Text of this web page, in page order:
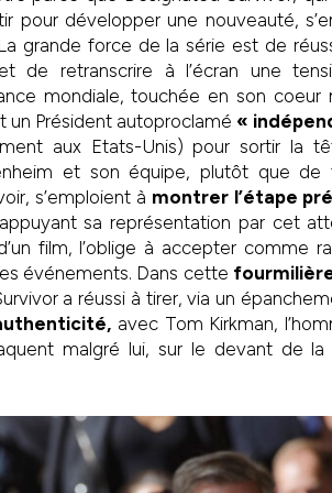
pour développer une nouveauté,
grande force de la série est de
de retranscrire à l’écran une
mondiale, touchée en son
un Président autoproclamé «
aux Etats-Unis) pour sortir la
et son équipe, plutôt que de
s’emploient à montrer l’étape
sa représentation par cet
film, l’oblige à accepter comme
événements. Dans cette
a réussi à tirer, via un
avec Tom Kirkman,
malgré lui, sur le devant de